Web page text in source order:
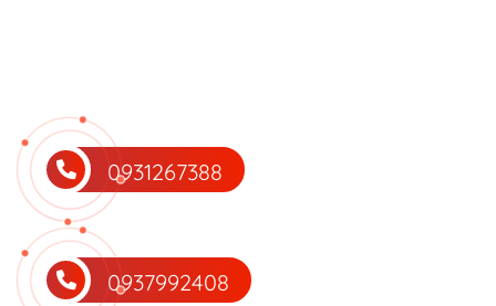
0931267388
0937992408